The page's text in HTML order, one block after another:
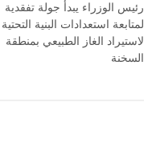
رئيس الوزراء يبدأ جولة تفقدية
لمتابعة استعدادات البنية التحتية
لاستيراد الغاز الطبيعي بمنطقة
السخنة